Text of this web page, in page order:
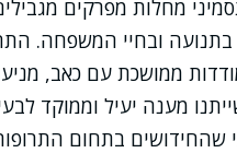
מחלות מפרקים
בתנועה ובחיי המשפחה.
ממושכת עם כאב,
מענה יעיל וממוקד
בתחום